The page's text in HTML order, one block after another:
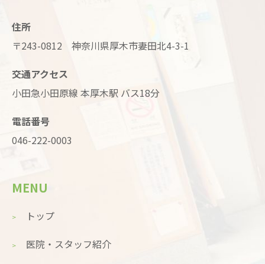
住所
〒243-0812 神奈川県厚木市妻田北4-3-1
交通アクセス
小田急小田原線 本厚木駅 バス18分
電話番号
046-222-0003
MENU
トップ
医院・スタッフ紹介